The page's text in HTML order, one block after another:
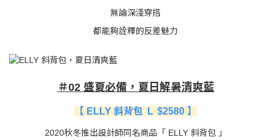
無論深淺穿搭
都能夠詮釋的反差魅力
＃02 盛夏必備，夏日解暑清爽藍
【 ELLY 斜背包 Ｌ $2580 】
2020秋冬推出設計師同名商品「 ELLY 斜背包 」